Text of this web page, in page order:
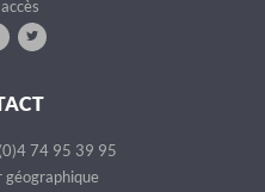
74 95 39 95
géographique